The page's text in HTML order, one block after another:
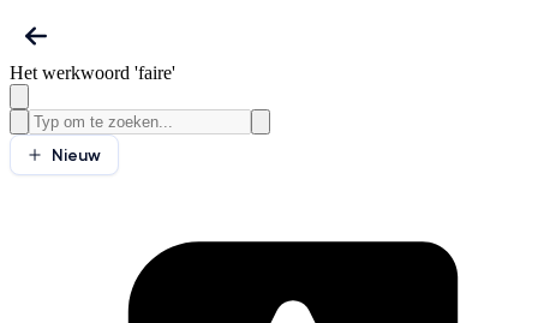
Het werkwoord 'faire'
Nieuw